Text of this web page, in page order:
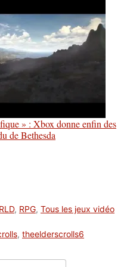
» : Xbox donne enfin des
de Bethesda
, RPG, Tous les jeux vidéo
, theelderscrolls6